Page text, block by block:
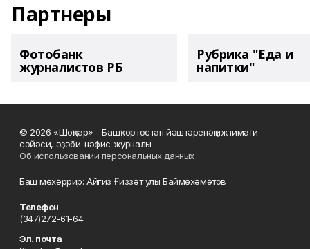
Партнеры
Фотобанк
журналистов РБ
Рубрика "Еда и
напитки"
© 2026 «Шоңҡар» - Башҡортостан йәштәренәң ижтимағи-
сәйәси, әҙәби-нәфис журналы
Об использовании персональных данных
Баш мөхәррир: Айгиз Ғиззәт улы Баймөхәмәтов
Телефон
(347)272-61-64
Эл. почта